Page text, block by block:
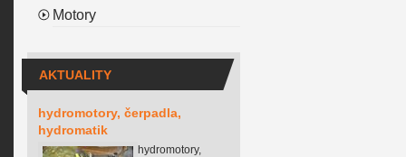
Motory
AKTUALITY
hydromotory, čerpadla,
hydromatik
hydromotory,